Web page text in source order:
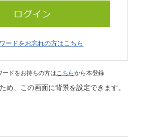
ードをお忘れの方はこちら
ードをお持ちの方はこちらから本登録
め、この画面に背景を設定できます。